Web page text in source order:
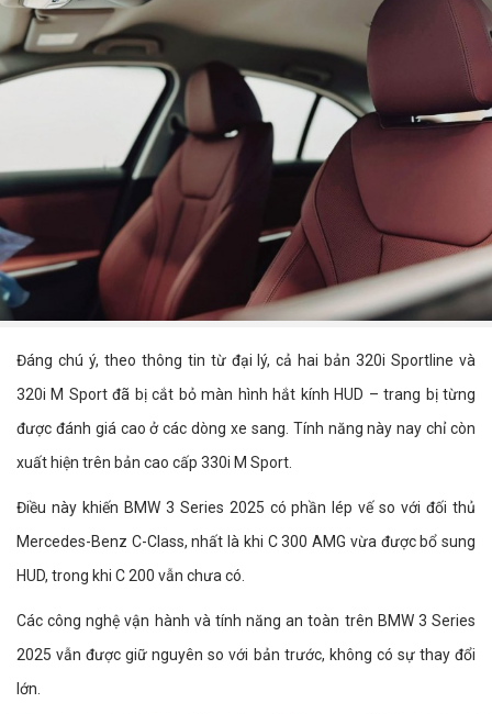
Đáng chú ý, theo thông tin từ đại lý, cả hai bản 320i Sportline và
320i M Sport đã bị cắt bỏ màn hình hắt kính HUD – trang bị từng
được đánh giá cao ở các dòng xe sang. Tính năng này nay chỉ còn
xuất hiện trên bản cao cấp 330i M Sport.
Điều này khiến BMW 3 Series 2025 có phần lép vế so với đối thủ
Mercedes-Benz C-Class, nhất là khi C 300 AMG vừa được bổ sung
HUD, trong khi C 200 vẫn chưa có.
Các công nghệ vận hành và tính năng an toàn trên BMW 3 Series
2025 vẫn được giữ nguyên so với bản trước, không có sự thay đổi
lớn.